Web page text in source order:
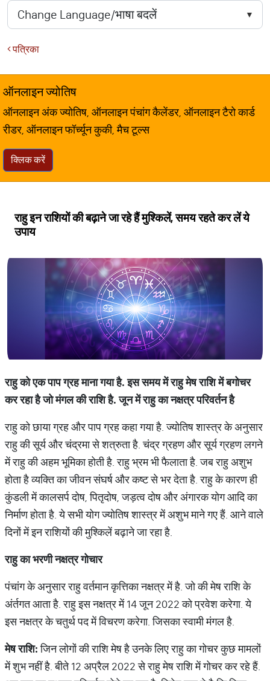
पत्रिका
ऑनलाइन ज्योतिष
ऑनलाइन अंक ज्योतिष, ऑनलाइन पंचांग कैलेंडर, ऑनलाइन टैरो कार्ड
रीडर, ऑनलाइन फॉर्च्यून कुकी, मैच टूल्स
क्लिक करें
राहु इन राशियों की बढ़ाने जा रहे हैं मुश्किलें, समय रहते कर लें ये
उपाय
राहु को एक पाप ग्रह माना गया है. इस समय में राहु मेष राशि में बगोचर
कर रहा है जो मंगल की राशि है. जून में राहु का नक्षत्र परिवर्तन है
राहु को छाया ग्रह और पाप ग्रह कहा गया है. ज्योतिष शास्त्र के अनुसार
राहु की सूर्य और चंद्रमा से शत्रुता है. चंद्र ग्रहण और सूर्य ग्रहण लगने
में राहु की अहम भूमिका होती है. राहु भ्रम भी फैलाता है. जब राहु अशुभ
होता है व्यक्ति का जीवन संघर्ष और कष्ट से भर देता है. राहु के कारण ही
कुंडली में कालसर्प दोष, पितृदोष, जड़त्व दोष और अंगारक योग आदि का
निर्माण होता है. ये सभी योग ज्योतिष शास्त्र में अशुभ माने गए हैं. आने वाले
दिनों में इन राशियों की मुश्किलें बढ़ाने जा रहा है.
राहुकाभरणीनक्षत्रगोचार
पंचांग के अनुसार राहु वर्तमान कृत्तिका नक्षत्र में है. जो की मेष राशि के
अंर्तगत आता है. राहु इस नक्षत्र में 14 जून 2022 को प्रवेश करेगा. ये
इस नक्षत्र के चतुर्थ पद में विचरण करेगा. जिसका स्वामी मंगल है.
मेषराशि:जिन लोगों की राशि मेष है उनके लिए राहु का गोचर कुछ मामलों
में शुभ नहीं है. बीते 12 अप्रैल 2022 से राहु मेष राशि में गोचर कर रहे हैं.